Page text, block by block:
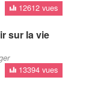
12612 vues
sur la vie
13394 vues